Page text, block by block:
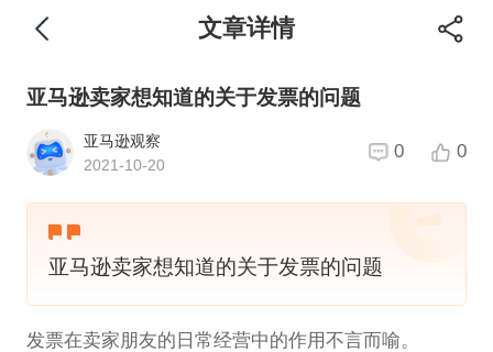
文章详情
亚马逊卖家想知道的关于发票的问题
亚马逊观察
2021-10-20
0 0
亚马逊卖家想知道的关于发票的问题
发票在卖家朋友的日常经营中的作用不言而喻。